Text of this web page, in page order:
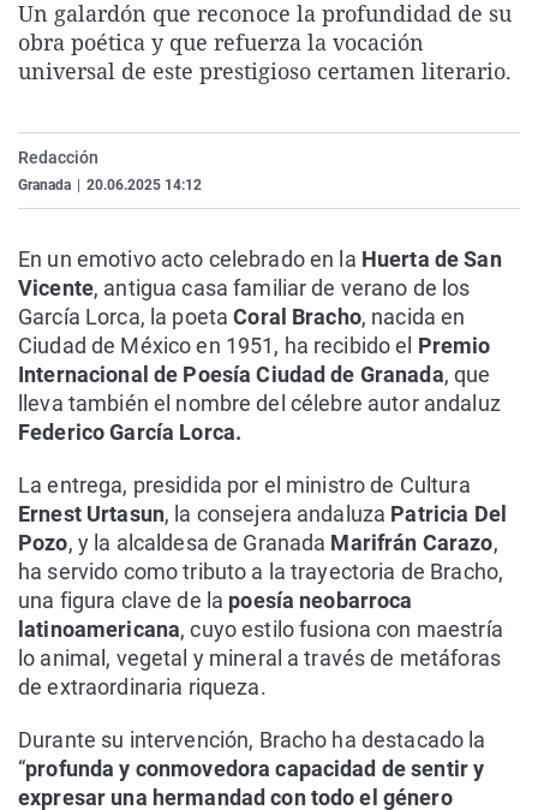
La rosa de los vientos
Gente viajera
Caso
Retornados
Extremadura
Galicia
Virales
Televisión
Un galardón que reconoce la profundidad de su
obra poética y que refuerza la vocación
universal de este prestigioso certamen literario.
Redacción
Granada 20.06.2025 14:12
En un emotivo acto celebrado en la Huerta de San
Vicente, antigua casa familiar de verano de los
García Lorca, la poetaCoral Bracho, nacida en
Ciudad de México en 1951, ha recibido el Premio
Internacional de Poesía Ciudad de Granada, que
lleva también el nombre del célebre autor andaluz
Federico García Lorca.
La entrega, presidida por el ministro de Cultura
Ernest Urtasun, la consejera andaluza Patricia Del
Pozo, y la alcaldesa de Granada Marifrán Carazo,
ha servido como tributo a la trayectoria de Bracho,
una figura clave de la poesía neobarroca
latinoamericana, cuyo estilo fusiona con maestría
lo animal, vegetal y mineral a través de metáforas
de extraordinaria riqueza.
Durante su intervención, Bracho ha destacado la
“profunda y conmovedora capacidad de sentir y
expresar una hermandad con todo el género